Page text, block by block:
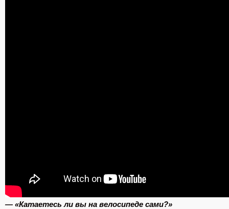
— «Катаетесь ли вы на велосипеде сами?»